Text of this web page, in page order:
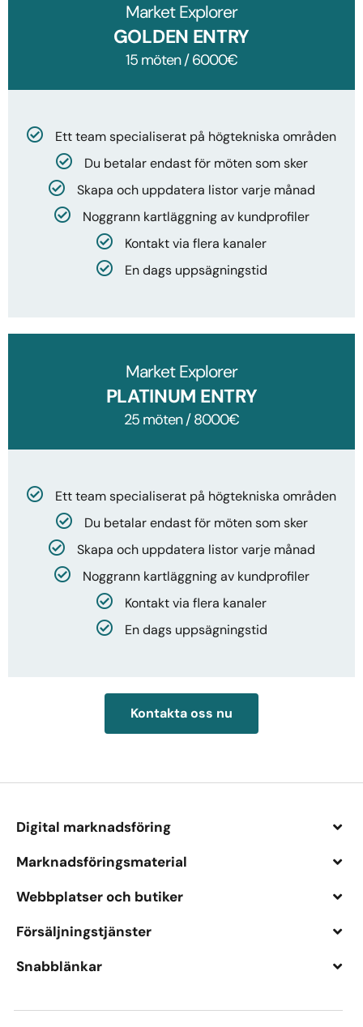
Market Explorer
GOLDEN ENTRY
15 möten / 6000€
Ett team specialiserat på högtekniska områden
Du betalar endast för möten som sker
Skapa och uppdatera listor varje månad
Noggrann kartläggning av kundprofiler
Kontakt via flera kanaler
En dags uppsägningstid
Market Explorer
PLATINUM ENTRY
25 möten / 8000€
Ett team specialiserat på högtekniska områden
Du betalar endast för möten som sker
Skapa och uppdatera listor varje månad
Noggrann kartläggning av kundprofiler
Kontakt via flera kanaler
En dags uppsägningstid
Kontakta oss nu
Digital marknadsföring​
Marknadsföringsmaterial​
Webbplatser och butiker​
Försäljningstjänster​
Snabblänkar